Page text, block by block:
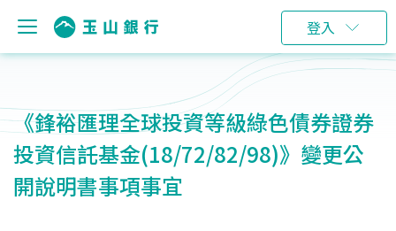
登入
《鋒裕匯理全球投資等級綠色債券證券
投資信託基金(18/72/82/98)》變更公
開說明書事項事宜